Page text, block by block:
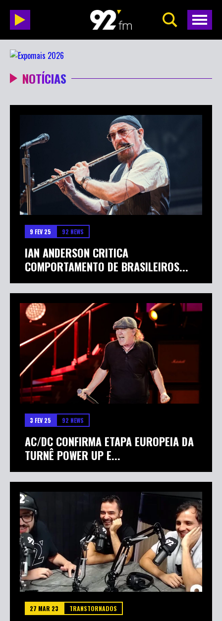
NOTÍCIAS
9 FEV 25 92 NEWS
IAN ANDERSON CRITICA
COMPORTAMENTO DE BRASILEIROS...
3 FEV 25 92 NEWS
AC/DC CONFIRMA ETAPA EUROPEIA DA
TURNÊ POWER UP E...
27 MAR 23 TRANSTORNADOS